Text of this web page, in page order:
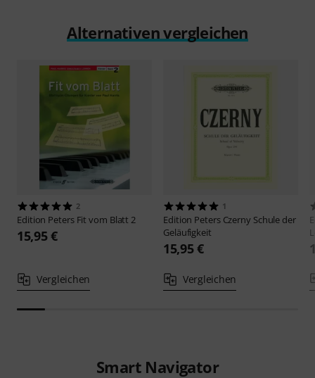
Alternativen vergleichen
2
Edition Peters Fit vom Blatt 2
15,95 €
Vergleichen
1
Edition Peters Czerny Schule der
Geläufigkeit
15,95 €
Vergleichen
Smart Navigator